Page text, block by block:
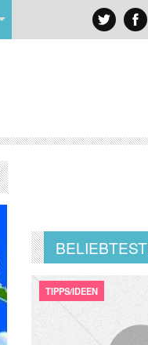
TIPPS/IDEEN